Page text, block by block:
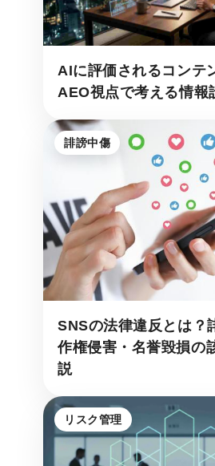
AIに評価されるコンテ
AEO視点で考える情報
誹謗中傷
SNSの法律違反とは？
作権侵害・名誉毀損の
説
リスク管理